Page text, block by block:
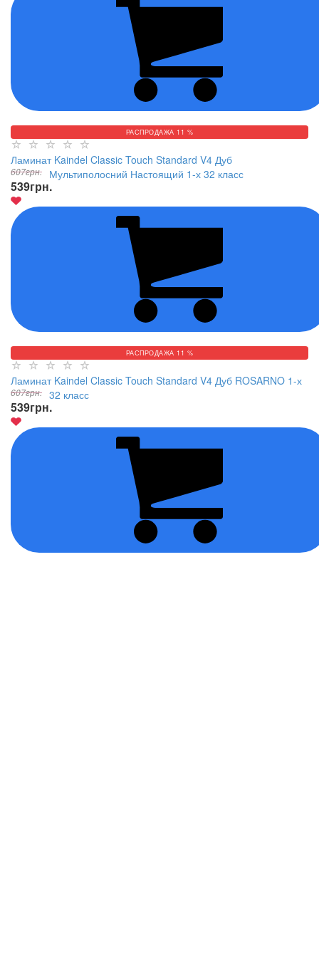
РАСПРОДАЖА 11 %
Ламинат Kaindel Classic Touch Standard V4 Дуб
Мультиполосний Настоящий 1-х 32 класс
607грн.
539грн.
РАСПРОДАЖА 11 %
Ламинат Kaindel Classic Touch Standard V4 Дуб ROSARNO 1-х
32 класс
607грн.
539грн.